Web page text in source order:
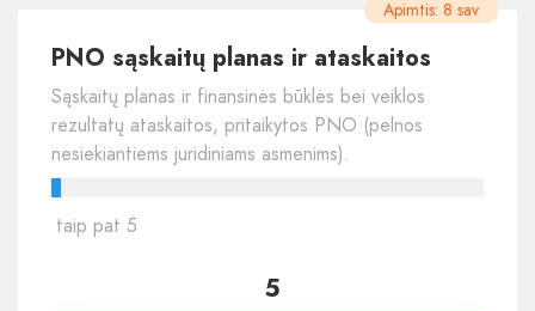
Apimtis: 8 sav
5
PNO sąskaitų planas ir ataskaitos
Sąskaitų planas ir finansinės būklės bei veiklos
rezultatų ataskaitos, pritaikytos PNO (pelnos
nesiekiantiems juridiniams asmenims).
taip pat 5